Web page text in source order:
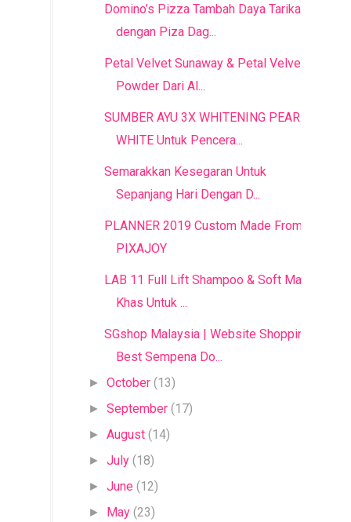
Domino’s Pizza Tambah Daya Tarikan
dengan Piza Dag...
Petal Velvet Sunaway & Petal Velvet
Powder Dari Al...
SUMBER AYU 3X WHITENING PEARLY
WHITE Untuk Pencera...
Semarakkan Kesegaran Untuk
Sepanjang Hari Dengan D...
PLANNER 2019 Custom Made From
PIXAJOY
LAB 11 Full Lift Shampoo & Soft Mask |
Khas Untuk ...
SGshop Malaysia | Website Shopping
Best Sempena Do...
►October (13)
►September (17)
►August (14)
►July (18)
►June (12)
► May (23)